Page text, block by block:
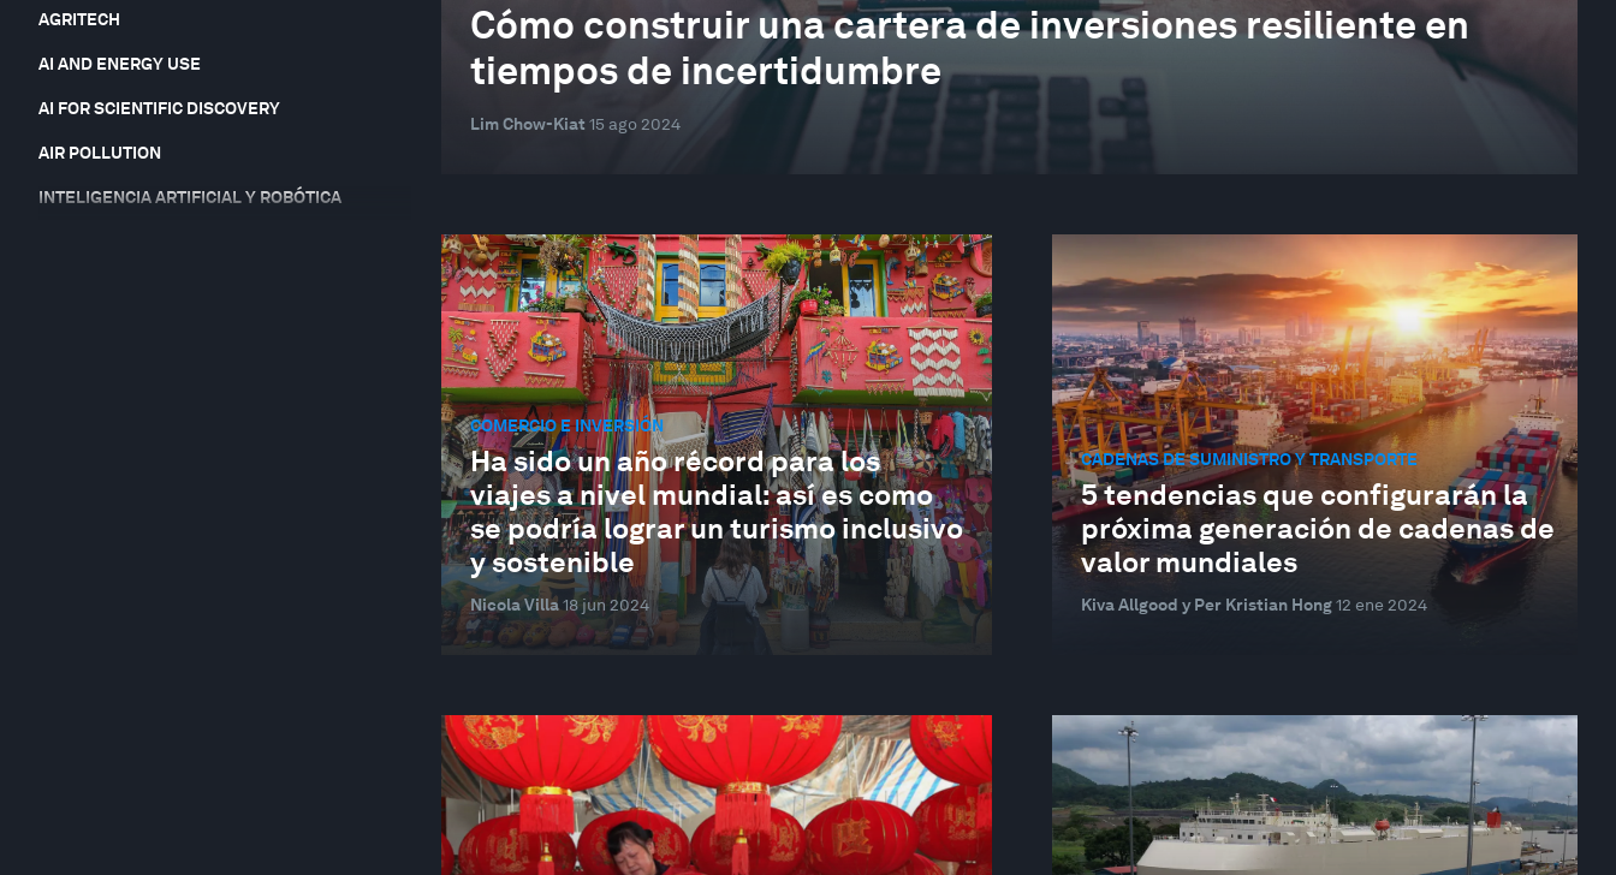
AGRITECH
AI AND ENERGY USE
AI FOR SCIENTIFIC DISCOVERY
AIR POLLUTION
INTELIGENCIA ARTIFICIAL Y ROBÓTICA
Cómo construir una cartera de inversiones resiliente en
tiempos de incertidumbre
Lim Chow-Kiat 15 ago 2024
COMERCIO E INVERSIÓN
Ha sido un año récord para los
viajes a nivel mundial: así es como
se podría lograr un turismo inclusivo
y sostenible
Nicola Villa 18 jun 2024
CADENAS DE SUMINISTRO Y TRANSPORTE
5 tendencias que configurarán la
próxima generación de cadenas de
valor mundiales
Kiva Allgood y Per Kristian Hong 12 ene 2024